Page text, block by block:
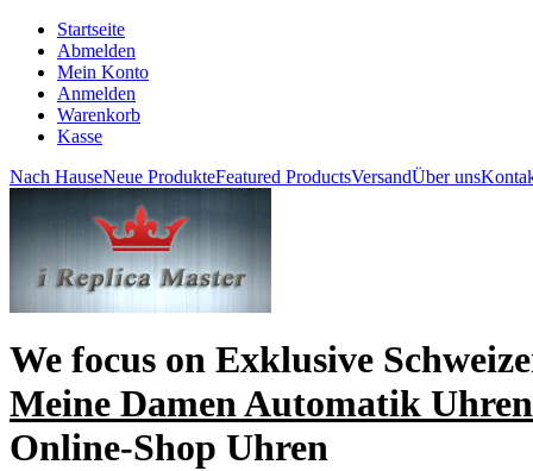
Startseite
Abmelden
Mein Konto
Anmelden
Warenkorb
Kasse
Nach HauseNeue ProdukteFeatured ProductsVersandÜber uns
We focus on Exklusive
Meine Damen Automatik Uhren
Online-Shop Uhren